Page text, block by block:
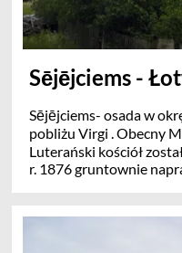
Sējējciems -
Sējējciems- osada w okręgu lipawskim położona w
pobliżu Virgi . Obecny Muitnieku Evaņgelicko
Luterański kościół został zbudowany od 1849 - 1851 i w
r. 1876 gruntownie